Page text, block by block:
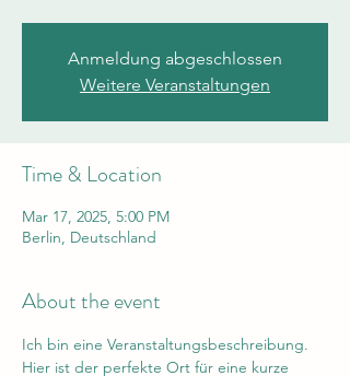
Anmeldung abgeschlossen
Weitere Veranstaltungen
Time & Location
Mar 17, 2025, 5:00 PM
Berlin, Deutschland
About the event
Ich bin eine Veranstaltungsbeschreibung.
Hier ist der perfekte Ort für eine kurze